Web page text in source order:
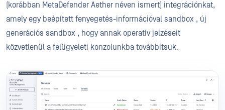
(korábban MetaDefender Aether néven ismert) integrációnkat,
amely egy beépített fenyegetés-információval sandbox , új
generációs sandbox , hogy annak operatív jelzéseit
közvetlenül a felügyeleti konzolunkba továbbítsuk.